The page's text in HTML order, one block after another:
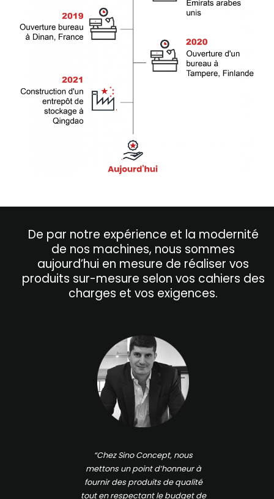
De par notre expérience et la modernité
de nos machines, nous sommes
aujourd’hui en mesure de réaliser vos
produits sur-mesure selon vos cahiers des
charges et vos exigences.
“Chez Sino Concept, nous
mettons un point d’honneur à
fournir des produits de qualité
tout en respectant le budget de